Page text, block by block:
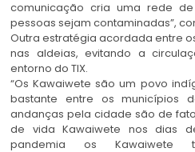
comunicação cria uma rede
pessoas sejam contaminadas”,
Outra estratégia acordada entre
nas aldeias, evitando a
entorno do TIX.
“Os Kawaiwete são um povo
bastante entre os municípios
andanças pela cidade são de
de vida Kawaiwete nos dias
pandemia os Kawaiwete